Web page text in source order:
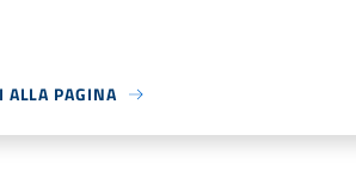
ALLA PAGINA